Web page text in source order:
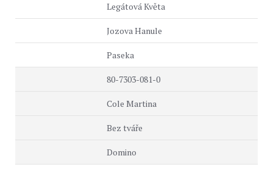
Legátová Květa
Jozova Hanule
Paseka
80-7303-081-0
Cole Martina
Bez tváře
Domino